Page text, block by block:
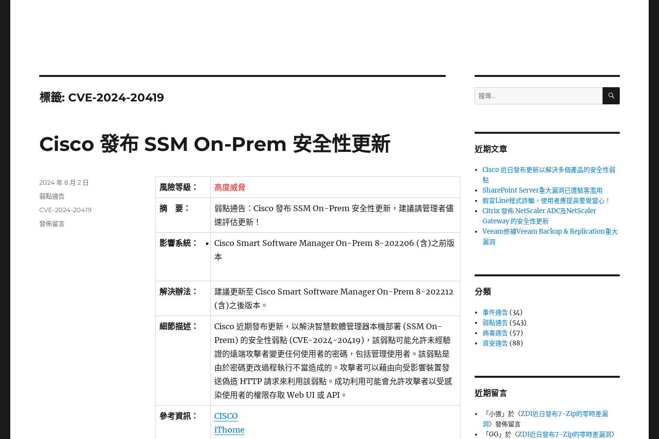
標籤: CVE-2024-20419
Cisco 發布 SSM On-Prem 安全性更新
風險等級： 高度威脅
摘 要：
弱點通告：Cisco 發布 SSM On-Prem 安全性更新，建議請管理者儘
速評估更新！
影響系統：
Cisco Smart Software Manager On-Prem 8-202206 (含)之前版
本
解決辦法：
建議更新至 Cisco Smart Software Manager On-Prem 8-202212
(含)之後版本。
細節描述：
Cisco 近期發布更新，以解決智慧軟體管理器本機部署 (SSM On-
Prem) 的安全性弱點 (CVE-2024-20419)，該弱點可能允許未經驗
證的遠端攻擊者變更任何使用者的密碼，包括管理使用者。該弱點是
由於密碼更改過程執行不當造成的。攻擊者可以藉由向受影響裝置發
送偽造 HTTP 請求來利用該弱點。成功利用可能會允許攻擊者以受感
染使用者的權限存取 Web UI 或 API。
參考資訊：
CISCO
iThome
發
佈
期:
2024 年 8 月 2 日
分
弱點通告
標
籤
CVE-2024-20419
在
發佈留言
搜
尋
字:
搜
近期文章
Cisco 近日發布更新以解決多個產品的安全性弱
點
SharePoint Server重大漏洞已遭駭客濫用
假冒Line程式詐騙，使用者應提高警覺當心！
Citrix 發佈 NetScaler ADC及NetScaler
Gateway 的安全性更新
Veeam修補Veeam Backup & Replication重大
漏洞
分類
事件通告 (34)
弱點通告 (543)
病毒通告 (57)
資安通告 (88)
近期留言
「小張」於〈ZDI近日發布7-Zip的零時差漏
洞〉發佈留言
「GG」於〈ZDI近日發布7-Zip的零時差漏洞〉